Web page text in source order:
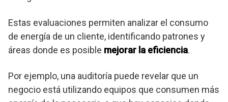
Estas evaluaciones permiten analizar el consumo
de energía de un cliente, identificando patrones y
áreas donde es posible mejorar la eficiencia.
Por ejemplo, una auditoría puede revelar que un
negocio está utilizando equipos que consumen más